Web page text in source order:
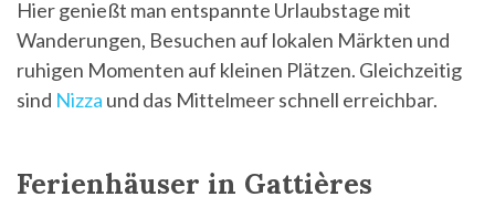
Hier genießt man entspannte Urlaubstage mit
Wanderungen, Besuchen auf lokalen Märkten und
ruhigen Momenten auf kleinen Plätzen. Gleichzeitig
sind Nizza und das Mittelmeer schnell erreichbar.
Ferienhäuser in Gattières